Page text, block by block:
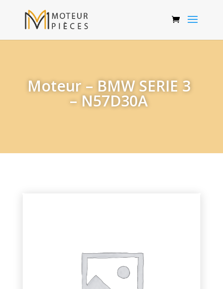
Moteur – BMW SERIE 3
– N57D30A